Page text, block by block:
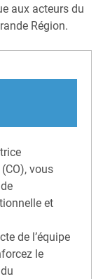
aux acteurs du
Région.
vous
et
de l’équipe
le